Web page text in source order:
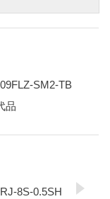
SM2-TB
品
8S-0.5SH